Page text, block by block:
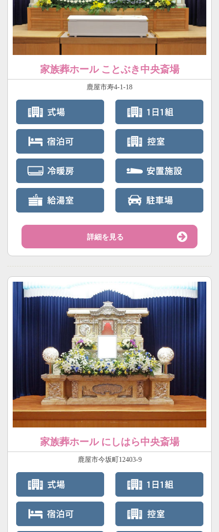
家族葬ホール ことぶき中央斎場
鹿屋市寿4-1-18
詳細を見る
家族葬ホール にしはら中央斎場
鹿屋市今坂町12403-9